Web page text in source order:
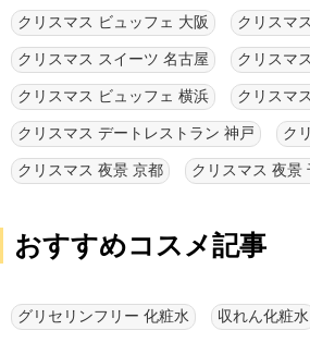
クリスマス ビュッフェ 大阪 クリスマ
クリスマス スイーツ 名古屋 クリスマ
クリスマス ビュッフェ 横浜 クリスマ
クリスマス デートレストラン 神戸 ク
クリスマス 夜景 京都 クリスマス 夜景
おすすめコスメ記事
グリセリンフリー 化粧水 収れん化粧水